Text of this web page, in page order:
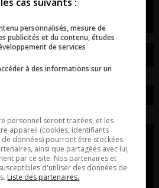
personnalisés, mesure de
publicités et du contenu, études
de services
à des informations sur un
personnel seront traitées, et les
appareil (cookies, identifiants
données) pourront être stockées
ainsi que partagées avec lui,
par ce site. Nos partenaires et
d'utiliser des données de
Liste des partenaires.